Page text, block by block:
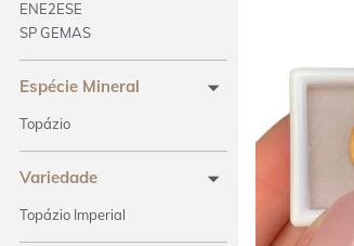
ENE2ESE
SP GEMAS
Espécie Mineral
Topázio
Variedade
Topázio Imperial